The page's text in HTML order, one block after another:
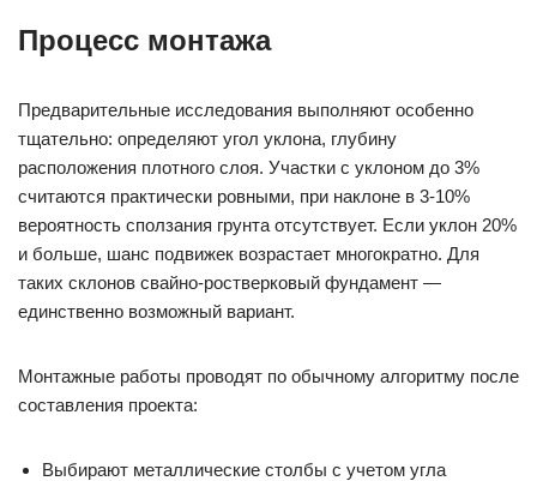
Процесс монтажа
Предварительные исследования выполняют особенно
тщательно: определяют угол уклона, глубину
расположения плотного слоя. Участки с уклоном до 3%
считаются практически ровными, при наклоне в 3-10%
вероятность сползания грунта отсутствует. Если уклон 20%
и больше, шанс подвижек возрастает многократно. Для
таких склонов свайно-ростверковый фундамент —
единственно возможный вариант.
Монтажные работы проводят по обычному алгоритму после
составления проекта:
Выбирают металлические столбы с учетом угла